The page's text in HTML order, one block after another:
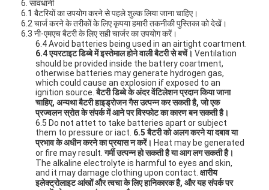
6. सावधानी
6.1 बैटरियों का उपयोग करने से पहले शुल्क लिया जाना चाहिए।
6.2 चार्ज करने के तरीकों के लिए कृपया हमारी तकनीकी पुस्तिका को देखें।
6.3 नी-एमएच बैटरी के लिए सही चार्जर का उपयोग करें।
6.4 Avoid batteries being used in an airtight coartment.
6.4 एयरटाइट डिब्बे में इस्तेमाल होने वाली बैटरी से बचें। Ventilation
should be provided inside the battery coartment,
otherwise batteries may generate hydrogen gas,
which could cause an explosion if exposed to an
ignition source. बैटरी डिब्बे के अंदर वेंटिलेशन प्रदान किया जाना
चाहिए, अन्यथा बैटरी हाइड्रोजन गैस उत्पन्न कर सकती है, जो एक
प्रज्वलन स्रोत के संपर्क में आने पर विस्फोट का कारण बन सकती है।
6.5 Do not attet to take batteries apart or subject
them to pressure or iact. 6.5 बैटरी को अलग करने या दबाव या
प्रभाव के अधीन करने का प्रयास न करें। Heat may be generated
or fire may result. गर्मी उत्पन्न हो सकती है या आग लग सकती है।
The alkaline electrolyte is harmful to eyes and skin,
and it may damage clothing upon contact. क्षारीय
इलेक्ट्रोलाइट आंखों और त्वचा के लिए हानिकारक है, और यह संपर्क पर